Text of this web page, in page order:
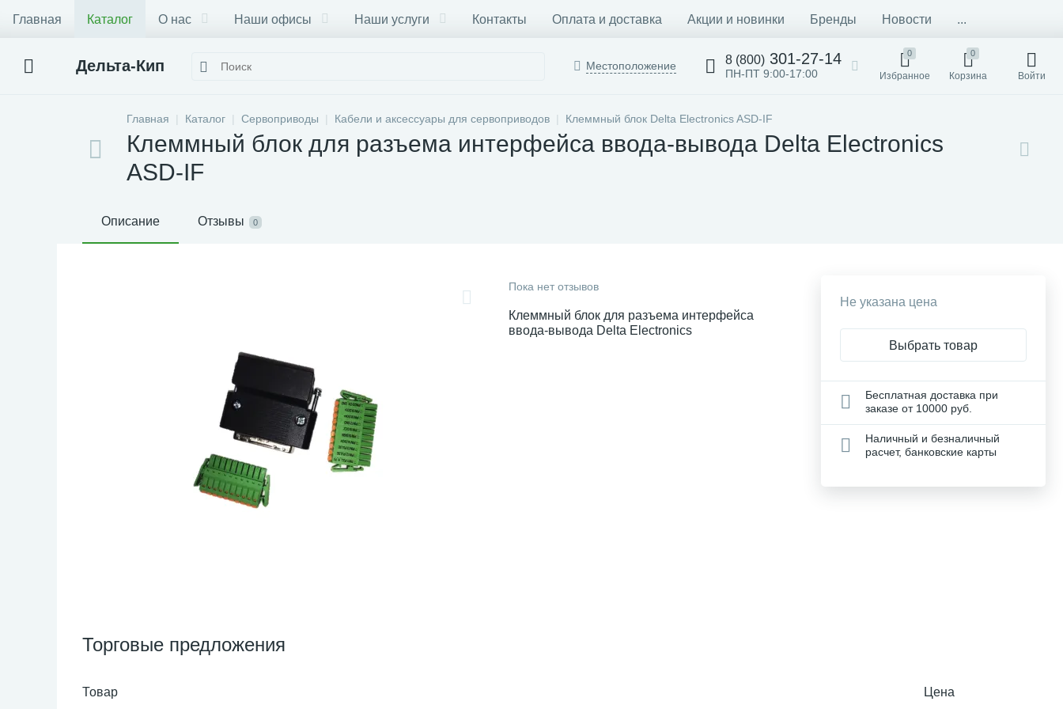
Главная Каталог О нас Наши офисы Наши услуги Контакты Оплата и доставка Акции и новинки Бренды Новости ...
Дельта-Кип Местоположение 8 (800) 301-27-14
ПН-ПТ 9:00-17:00
0
Избранное
0
Корзина Войти
Главная Каталог Сервоприводы Кабели и аксессуары для сервоприводов Клеммный блок Delta Electronics ASD-IF
Клеммный блок для разъема интерфейса ввода-вывода Delta Electronics
ASD-IF
Описание Отзывы 0
Пока нет отзывов
Клеммный блок для разъема интерфейса
ввода-вывода Delta Electronics
Торговые предложения
Товар Цена
Не указана цена
Выбрать товар
Бесплатная доставка при
заказе от 10000 руб.
Наличный и безналичный
расчет, банковские карты